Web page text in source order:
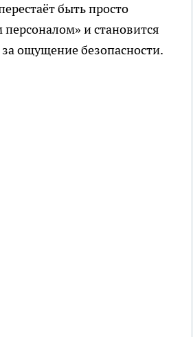
быть просто
и становится
за ощущение безопасности.